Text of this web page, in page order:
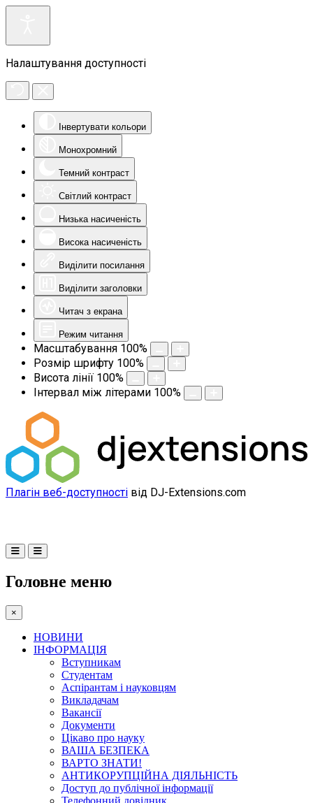
Налаштування доступності
Інвертувати кольори
Монохромний
Темний контраст
Світлий контраст
Низька насиченість
Висока насиченість
Виділити посилання
Виділити заголовки
Читач з екрана
Режим читання
Масштабування 100%
Розмір шрифту 100%
Висота лінії 100%
Інтервал між літерами 100%
Плагін веб-доступності від DJ-Extensions.com
Головне меню
×
НОВИНИ
ІНФОРМАЦІЯ
Вступникам
Студентам
Аспірантам і науковцям
Викладачам
Вакансії
Документи
Цікаво про науку
ВАША БЕЗПЕКА
ВАРТО ЗНАТИ!
АНТИКОРУПЦІЙНА ДІЯЛЬНІСТЬ
Доступ до публічної інформації
Телефонний довідник